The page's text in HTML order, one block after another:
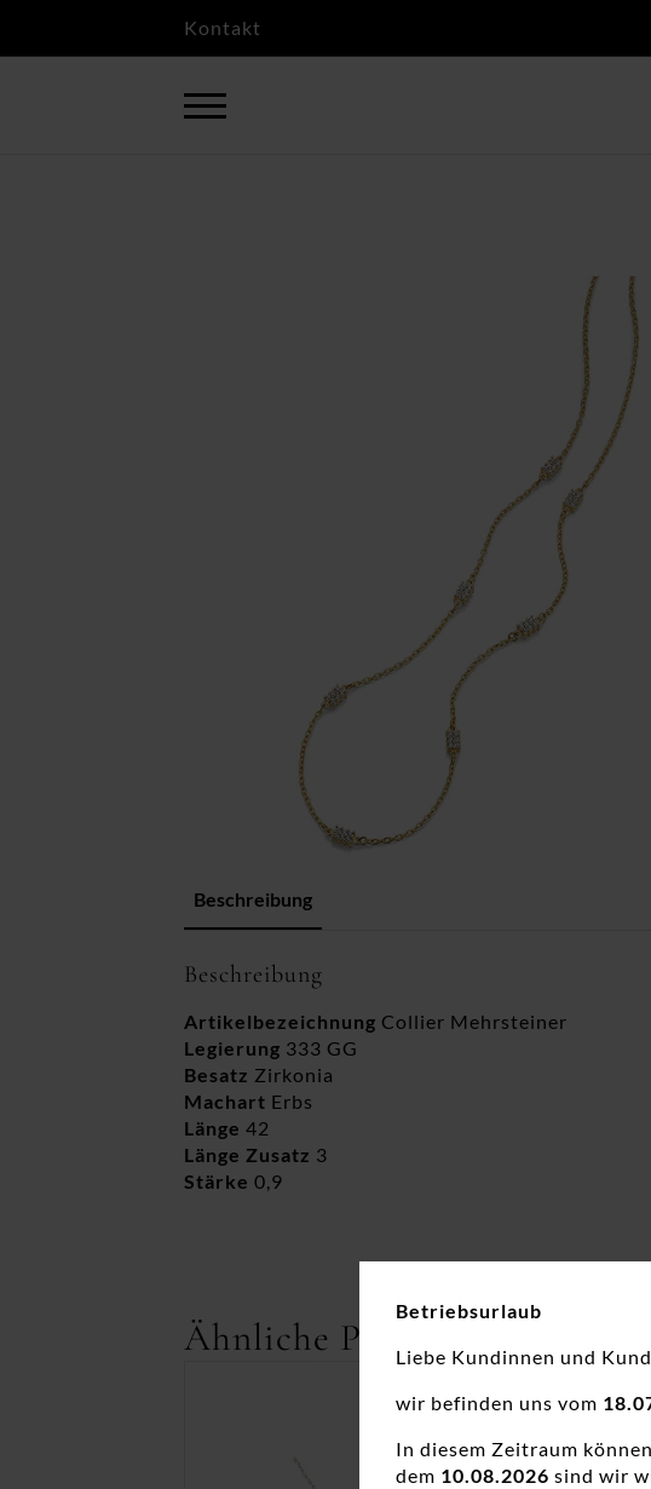
Kontakt
Beschreibung
Beschreibung
Artikelbezeichnung Collier Mehrsteiner
Legierung 333 GG
Besatz Zirkonia
Machart Erbs
Länge 42
Länge Zusatz 3
Stärke 0,9
Ähnliche Produkte
Betriebsurlaub
Liebe Kundinnen und
wir befinden uns vom
In diesem Zeitraum
dem 10.08.2026 sind wir